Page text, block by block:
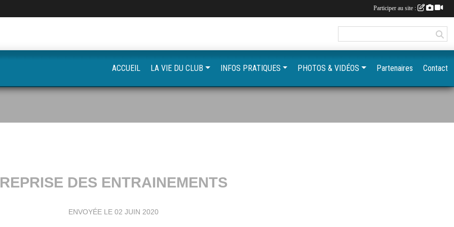
REPRISE DES ENTRAINEMENTS
ENVOYÉE LE 02 JUIN 2020
ACCUEIL LA VIE DU CLUB INFOS PRATIQUES PHOTOS & VIDÉOS Partenaires Contact
Participer au site :